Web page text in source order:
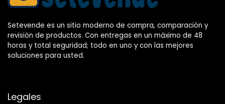
Setevende es un sitio moderno de compra, comparación y
revisión de productos. Con entregas en un máximo de 48
horas y total seguridad; todo en uno y con las mejores
soluciones para usted.
Legales